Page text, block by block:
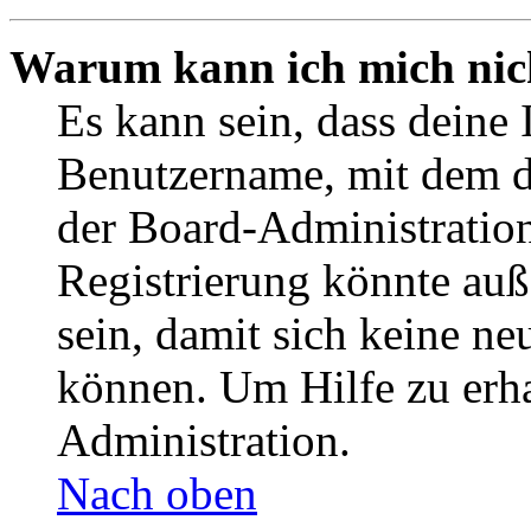
Warum kann ich mich
Es kann sein, dass
Benutzername, mit dem
der Board-
Registrierung könnte
sein, damit sich keine
können. Um Hilfe zu
Administration.
Nach oben